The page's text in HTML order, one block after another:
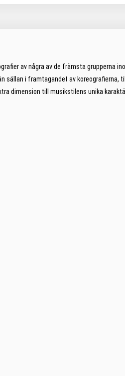
av några av de främsta grupperna inom
i framtagandet av koreografierna,
dimension till musikstilens unika